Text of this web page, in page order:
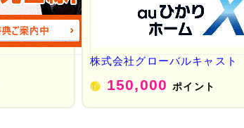
株式会社グローバルキャスト
150,000ポイント